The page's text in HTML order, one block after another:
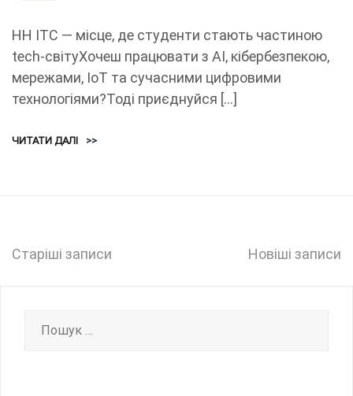
НН ІТС — місце, де студенти стають частиною
tech-світуХочеш працювати з AI, кібербезпекою,
мережами, IoT та сучасними цифровими
технологіями?Тоді приєднуйся […]
ЧИТАТИ ДАЛІ >>
Навігація
Старіші записи Новіші записи